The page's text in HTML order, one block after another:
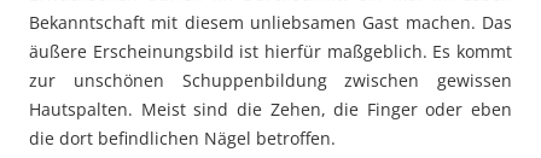
Bekanntschaft mit diesem unliebsamen Gast machen. Das
äußere Erscheinungsbild ist hierfür maßgeblich. Es kommt
zur unschönen Schuppenbildung zwischen gewissen
Hautspalten. Meist sind die Zehen, die Finger oder eben
die dort befindlichen Nägel betroffen.